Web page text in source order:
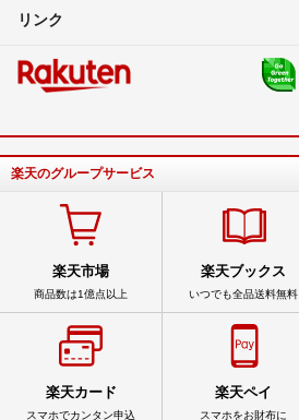
リンク
楽天のグループサービス
楽天市場
商品数は1億点以上
楽天ブックス
いつでも全品送料無料
楽天カード
スマホでカンタン申込
楽天ペイ
スマホをお財布に